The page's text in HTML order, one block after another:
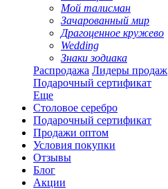
Мой талисман
Зачарованный мир
Драгоценное кружево
Wedding
Знаки зодиака
Распродажа Лидеры продаж
Подарочный сертификат
Еще
Столовое серебро
Подарочный сертификат
Продажи оптом
Условия покупки
Отзывы
Блог
Акции